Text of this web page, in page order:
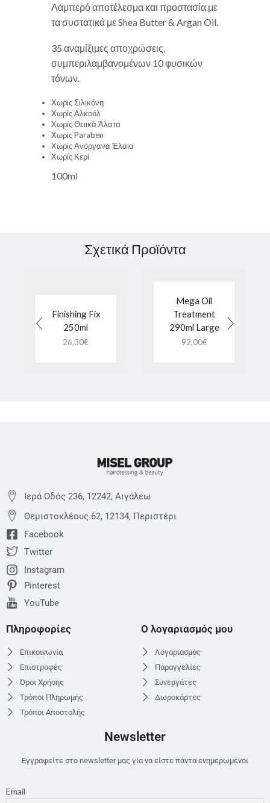
Λαμπερό αποτέλεσμα και προστασία με
τα συστατικά με Shea Butter & Argan Oil.
35 αναμίξιμες αποχρώσεις,
συμπεριλαμβανομένων 10 φυσικών
τόνων.
Χωρίς Σιλικόνη
Χωρίς Αλκοόλ
Χωρίς Θειικά Άλατα
Χωρίς Paraben
Χωρίς Ανόργανα Έλαια
Χωρίς Κερί
100ml
Σχετικά Προϊόντα
Finishing Fix
250ml
26,30€
Mega Oil
Treatment
290ml Large
92,00€
Ιερά Οδός 236, 12242, Αιγάλεω
Θεμιστoκλέους 62, 12134, Περιστέρι
Facebook
Twitter
Instagram
Pinterest
YouTube
Πληροφορίες
Επικοινωνία
Επιστροφές
Όροι Χρήσης
Τρόποι Πληρωμής
Τρόποι Αποστολής
Ο λογαριασμός μου
Λογαριασμός
Παραγγελίες
Συνεργάτες
Δωροκάρτες
Newsletter
Εγγραφείτε στο newsletter μας για να είστε πάντα ενημερωμένοι
Email